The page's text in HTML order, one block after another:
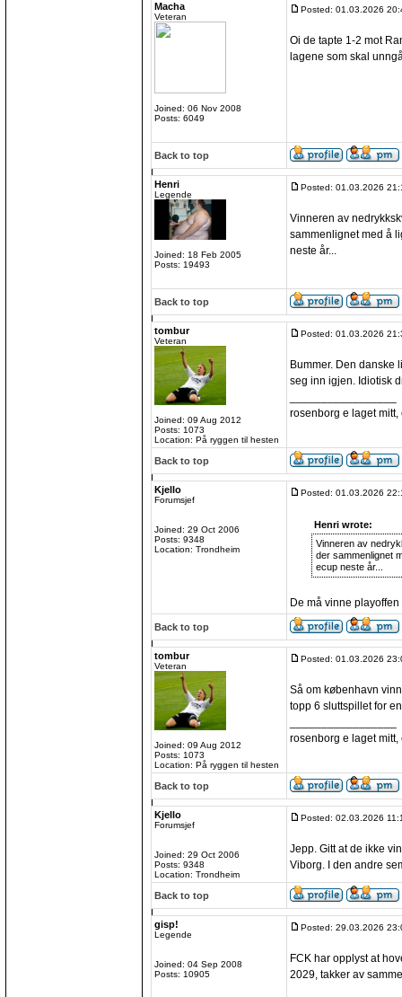
Macha
Veteran
Joined: 06 Nov 2008
Posts: 6049
Posted: 01.03.2026
Oi de tapte 1-2 mot
lagene som skal
Back to top
Henri
Legende
Joined: 18 Feb 2005
Posts: 19493
Posted: 01.03.2026
Vinneren av
sammenlignet med å
neste år...
Back to top
tombur
Veteran
Joined: 09 Aug 2012
Posts: 1073
Location: På ryggen til hesten
Posted: 01.03.2026
Bummer. Den danske
seg inn igjen. Idiotisk
rosenborg e laget mitt,
Back to top
Kjello
Forumsjef
Joined: 29 Oct 2006
Posts: 9348
Location: Trondheim
Posted: 01.03.2026
Henri wrote:
Vinneren av
der sammenlignet
ecup neste år...
De må vinne
Back to top
tombur
Veteran
Joined: 09 Aug 2012
Posts: 1073
Location: På ryggen til hesten
Posted: 01.03.2026
Så om københavn
topp 6 sluttspillet for
rosenborg e laget mitt,
Back to top
Kjello
Forumsjef
Joined: 29 Oct 2006
Posts: 9348
Location: Trondheim
Posted: 02.03.2026
Jepp. Gitt at de ikke
Viborg. I den andre
Back to top
gisp!
Legende
Joined: 04 Sep 2008
Posts: 10905
Posted: 29.03.2026
FCK har opplyst at
2029, takker av